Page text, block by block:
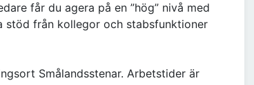
får du agera på en ”hög” nivå med
stöd från kollegor och stabsfunktioner
Smålandsstenar. Arbetstider är